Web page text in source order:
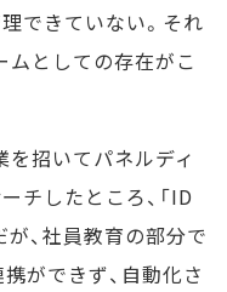
できていない。それ
ムとしての存在がこ
招いてパネルディ
チしたところ、「ID
、社員教育の部分で
ができず、自動化さ